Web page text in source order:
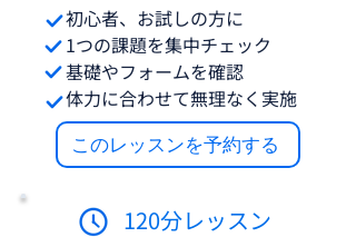
初心者、お試しの方に
​1つの課題を集中チェック
基礎やフォームを確認
体力に合わせて無理なく実施
このレッスンを予約する
120分レッスン